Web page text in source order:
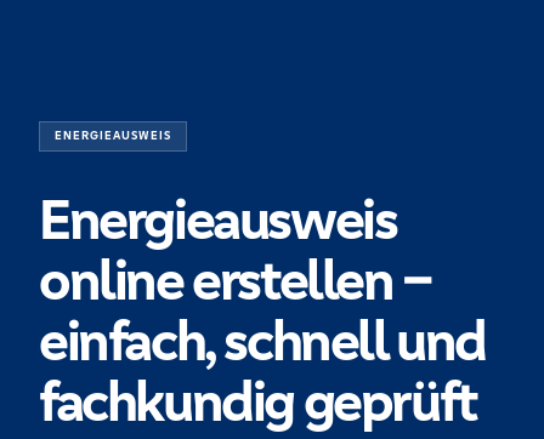
ENERGIEAUSWEIS
Energieausweis
online erstellen –
einfach, schnell und
fachkundig geprüft